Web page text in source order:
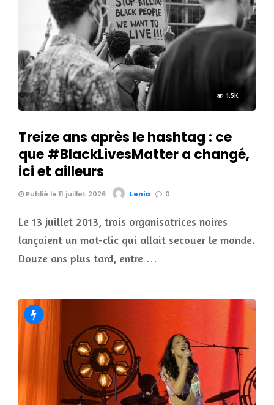
1.5K
Treize ans après le hashtag : ce
que #BlackLivesMatter a changé,
ici et ailleurs
Publié le 11 juillet 2026 Lenia 0
Le 13 juillet 2013, trois organisatrices noires
lançaient un mot-clic qui allait secouer le monde.
Douze ans plus tard, entre …